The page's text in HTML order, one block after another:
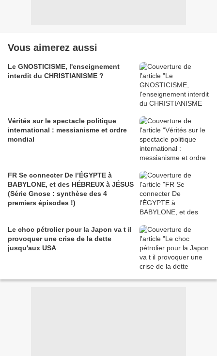
Vous aimerez aussi
Le GNOSTICISME, l'enseignement
interdit du CHRISTIANISME ?
Vérités sur le spectacle politique
international : messianisme et ordre
mondial
FR Se connecter De l’ÉGYPTE à
BABYLONE, et des HÉBREUX à JÉSUS
(Série Gnose : synthèse des 4
premiers épisodes !)
Le choc pétrolier pour la Japon va t il
provoquer une crise de la dette
jusqu'aux USA